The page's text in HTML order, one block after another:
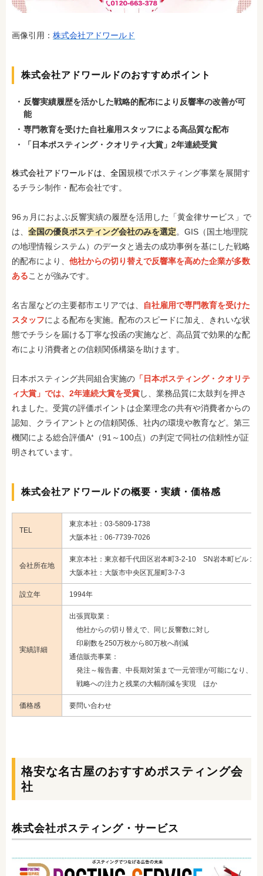
画像引用： 株式会社アドワールド
株式会社アドワールドのおすすめポイント
反響実績履歴を活かした戦略的配布により反響率の改善が可
能
専門教育を受けた自社雇用スタッフによる高品質な配布
「日本ポスティング・クオリティ大賞」2年連続受賞
株式会社アドワールドは、全国規模でポスティング事業を展開す
るチラシ制作・配布会社です。
96ヵ月におよぶ反響実績の履歴を活用した「黄金律サービス」で
は、 全国の優良ポスティング会社のみを選定。GIS（国土地理院
の地理情報システム）のデータと過去の成功事例を基にした戦略
的配布により、 他社からの切り替えで反響率を高めた企業が多数
あることが強みです。
名古屋などの主要都市エリアでは、
自社雇用で専門教育を受けた
スタッフによる配布を実施。配布のスピードに加え、きれいな状
態でチラシを届ける丁寧な投函の実施など、高品質で効果的な配
布により消費者との信頼関係構築を助けます。
日本ポスティング共同組合実施の 「日本ポスティング・クオリテ
ィ大賞」では、2年連続大賞を受賞し、業務品質に太鼓判を押さ
れました。受賞の評価ポイントは企業理念の共有や消費者からの
認知、クライアントとの信頼関係、社内の環境や教育など。第三
機関による総合評価A⁺（91～100点）の判定で同社の信頼性が証
明されています。
株式会社アドワールドの概要・実績・価格感
TEL
東京本社：03-5809-1738
大阪本社：06-7739-7026
会社所在地
東京本社：東京都千代田区岩本町3-2-10 SN岩本町ビル１F
大阪本社：大阪市中央区瓦屋町3-7-3
設立年 1994年
実績詳細
出張買取業：
他社からの切り替えで、同じ反響数に対し
印刷数を250万枚から80万枚へ削減
通信販売事業：
発注～報告書、中長期対策まで一元管理が可能になり、
戦略への注力と残業の大幅削減を実現 ほか
価格感 要問い合わせ
格安な名古屋のおすすめポスティング会
社
株式会社ポスティング・サービス